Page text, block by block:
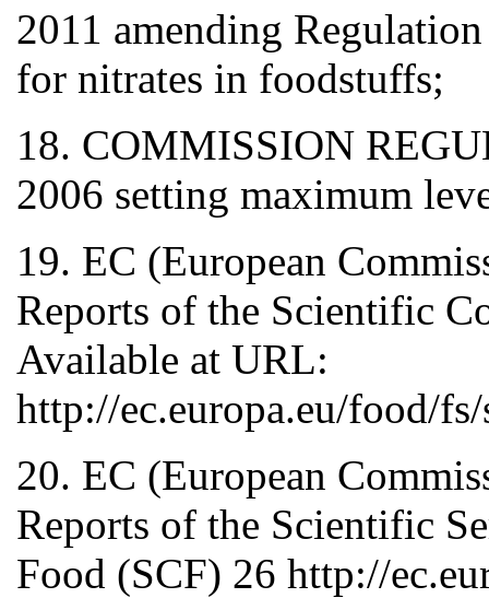
2011 amending
for nitrates in foodstuffs;
18. COMMISSION
2006 setting maximum
19. EC (European
Reports of the Scientific
Available at URL:
http://ec.europa.eu/food/
20. EC (European
Reports of the Scientific
Food (SCF) 26 http://